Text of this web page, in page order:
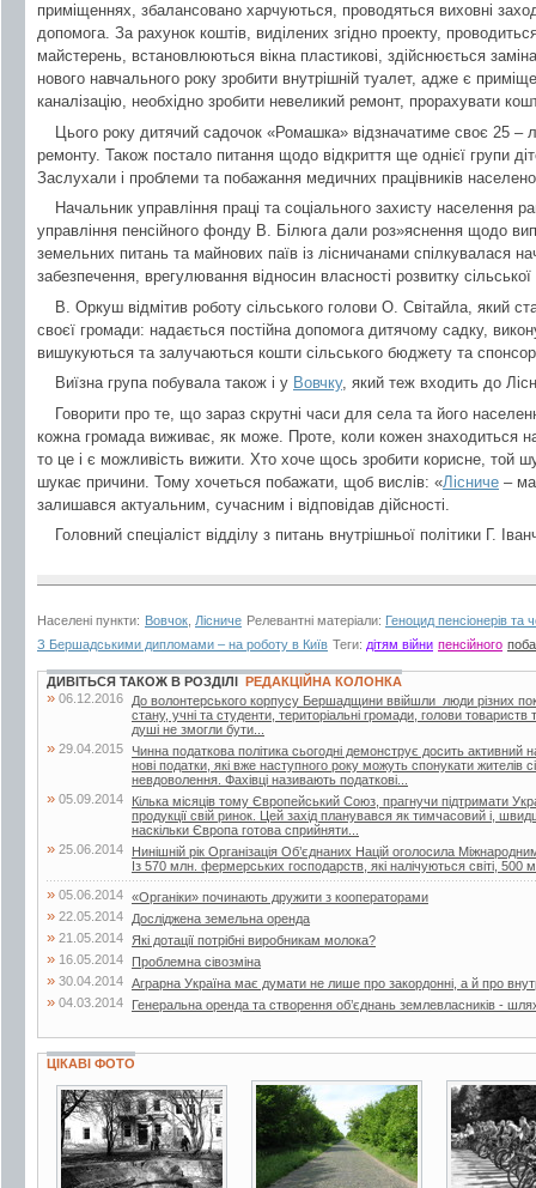
приміщеннях, збалансовано харчуються, проводяться виховні
допомога. За рахунок коштів, виділених згідно проекту,
майстерень, встановлюються вікна пластикові, здійснюється
нового навчального року зробити внутрішній туалет, адже є
каналізацію, необхідно зробити невеликий ремонт, прорахувати
Цього року дитячий садочок «Ромашка» відзначатиме своє 25 –
ремонту. Також постало питання щодо відкриття ще однієї групи
Заслухали і проблеми та побажання медичних працівників
Начальник управління праці та соціального захисту населення
управління пенсійного фонду В. Білюга дали роз»яснення щодо
земельних питань та майнових паїв із лісничанами спілкувалася
забезпечення, врегулювання відносин власності розвитку
В. Оркуш відмітив роботу сільського голови О. Світайла, який
своєї громади: надається постійна допомога дитячому садку,
вишукуються та залучаються кошти сільського бюджету та
Виїзна група побувала також і у Вовчку, який теж входить до
Говорити про те, що зараз скрутні часи для села та його
кожна громада виживає, як може. Проте, коли кожен знаходиться
то це і є можливість вижити. Хто хоче щось зробити корисне, той
шукає причини. Тому хочеться побажати, щоб вислів: «Лісниче –
залишався актуальним, сучасним і відповідав дійсності.
Головний спеціаліст відділу з питань внутрішньої політики Г.
Населені пункти: Вовчок Лісниче Релевантні матеріали: Геноцид пенсіонерів та
З Бершадськими дипломами – на роботу в Київ Теги: дітям війни пенсійного
ДИВІТЬСЯ ТАКОЖ В РОЗДІЛІ РЕДАКЦІЙНА КОЛОНКА
» 06.12.2016
До волонтерського корпусу Бершадщини ввійшли люди різних
стану, учні та студенти, територіальні громади, голови
душі не змогли бути...
» 29.04.2015 Чинна податкова політика сьогодні демонструє досить активний
нові податки, які вже наступного року можуть спонукати жителів
невдоволення. Фахівці називають податкові...
» 05.09.2014
Кілька місяців тому Європейський Союз, прагнучи підтримати
продукції свій ринок. Цей захід планувався як тимчасовий і,
наскільки Європа готова сприйняти...
» 25.06.2014
Нинішній рік Організація Об’єднаних Націй оголосила
Із 570 млн. фермерських господарств, які налічуються світі, 500
» 05.06.2014 «Органіки» починають дружити з кооператорами
» 22.05.2014 Досліджена земельна оренда
» 21.05.2014 Які дотації потрібні виробникам молока?
» 16.05.2014 Проблемна сівозміна
» 30.04.2014 Аграрна Україна має думати не лише про закордонні, а й про
» 04.03.2014 Генеральна оренда та створення об’єднань землевласників -
ЦІКАВІ ФОТО
4 фото 11 фото 2 фото